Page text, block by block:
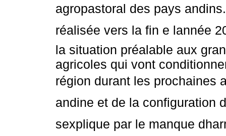
agropastoral des pays
réalisée vers la fin e lannée
la situation préalable aux
agricoles qui vont
région durant les prochaines
andine et de la configuration
sexplique par le manque